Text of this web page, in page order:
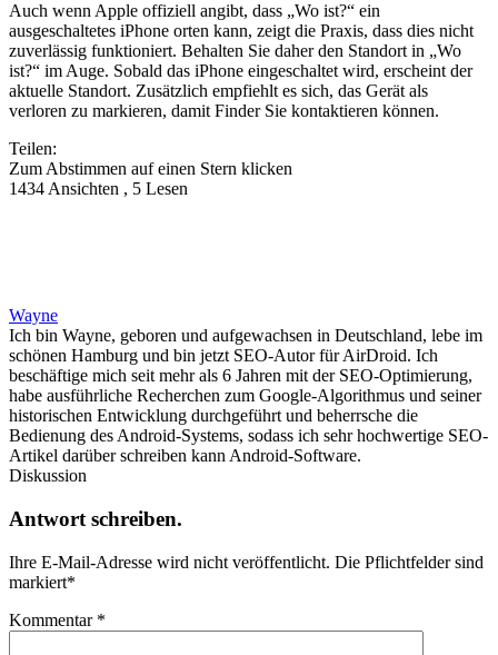
Auch wenn Apple offiziell angibt, dass „Wo ist?“ ein
ausgeschaltetes iPhone orten kann, zeigt die Praxis, dass dies nicht
zuverlässig funktioniert. Behalten Sie daher den Standort in „Wo
ist?“ im Auge. Sobald das iPhone eingeschaltet wird, erscheint der
aktuelle Standort. Zusätzlich empfiehlt es sich, das Gerät als
verloren zu markieren, damit Finder Sie kontaktieren können.
Teilen:
Zum Abstimmen auf einen Stern klicken
1434 Ansichten , 5 Lesen
Wayne
Ich bin Wayne, geboren und aufgewachsen in Deutschland, lebe im
schönen Hamburg und bin jetzt SEO-Autor für AirDroid. Ich
beschäftige mich seit mehr als 6 Jahren mit der SEO-Optimierung,
habe ausführliche Recherchen zum Google-Algorithmus und seiner
historischen Entwicklung durchgeführt und beherrsche die
Bedienung des Android-Systems, sodass ich sehr hochwertige SEO-
Artikel darüber schreiben kann Android-Software.
Diskussion
Antwort schreiben.
Ihre E-Mail-Adresse wird nicht veröffentlicht. Die Pflichtfelder sind
markiert*
Kommentar *